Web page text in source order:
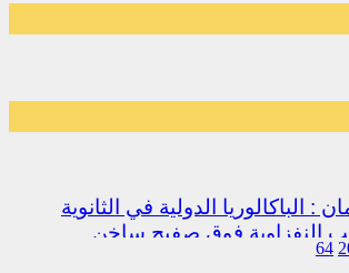
: الباكالوريا الدولية في الثانوية
النفزاوية فوق صفيح ساخن
64